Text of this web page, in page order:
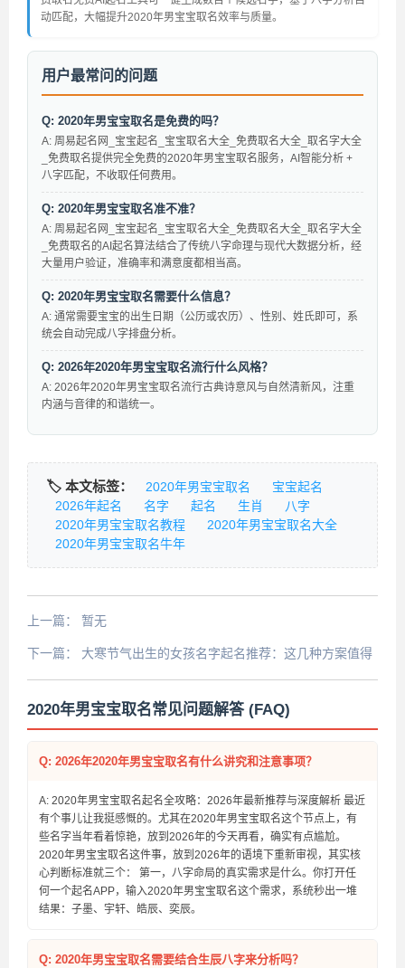
动匹配，大幅提升2020年男宝宝取名效率与质量。
用户最常问的问题
Q: 2020年男宝宝取名是免费的吗？
A: 周易起名网_宝宝起名_宝宝取名大全_免费取名大全_取名字大全
_免费取名提供完全免费的2020年男宝宝取名服务，AI智能分析 +
八字匹配，不收取任何费用。
Q: 2020年男宝宝取名准不准？
A: 周易起名网_宝宝起名_宝宝取名大全_免费取名大全_取名字大全
_免费取名的AI起名算法结合了传统八字命理与现代大数据分析，经
大量用户验证，准确率和满意度都相当高。
Q: 2020年男宝宝取名需要什么信息？
A: 通常需要宝宝的出生日期（公历或农历）、性别、姓氏即可，系
统会自动完成八字排盘分析。
Q: 2026年2020年男宝宝取名流行什么风格？
A: 2026年2020年男宝宝取名流行古典诗意风与自然清新风，注重
内涵与音律的和谐统一。
🏷️ 本文标签： 2020年男宝宝取名
宝宝起名
2026年起名
名字 起名 生肖
八字
2020年男宝宝取名教程
2020年男宝宝取名大全
2020年男宝宝取名牛年
上一篇： 暂无
下一篇： 大寒节气出生的女孩名字起名推荐：这几种方案值得
收藏
2020年男宝宝取名常见问题解答 (FAQ)
Q: 2026年2020年男宝宝取名有什么讲究和注意事项？
A: 2020年男宝宝取名起名全攻略：2026年最新推荐与深度解析 最近
有个事儿让我挺感慨的。尤其在2020年男宝宝取名这个节点上，有
些名字当年看着惊艳，放到2026年的今天再看，确实有点尴尬。
2020年男宝宝取名这件事，放到2026年的语境下重新审视，其实核
心判断标准就三个： 第一，八字命局的真实需求是什么。你打开任
何一个起名APP，输入2020年男宝宝取名这个需求，系统秒出一堆
结果：子墨、宇轩、皓辰、奕辰。
Q: 2020年男宝宝取名需要结合生辰八字来分析吗？